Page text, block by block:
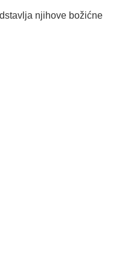
njihove božićne